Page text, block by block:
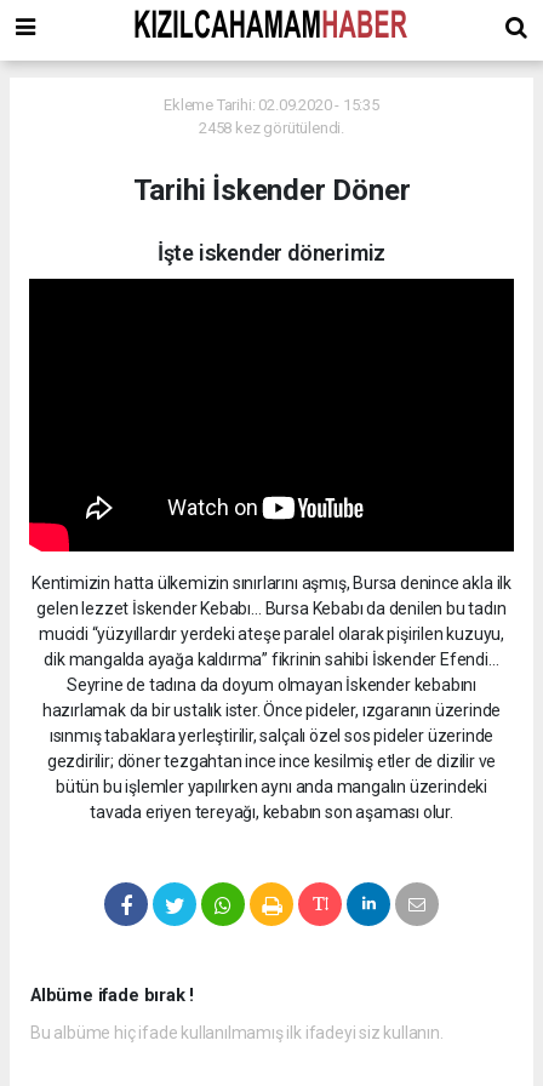
Ekleme Tarihi: 02.09.2020 - 15:35
2458 kez görütülendi.
Tarihi İskender Döner
İşte iskender dönerimiz
Kentimizin hatta ülkemizin sınırlarını aşmış, Bursa denince akla ilk
gelen lezzet İskender Kebabı… Bursa Kebabı da denilen bu tadın
mucidi “yüzyıllardır yerdeki ateşe paralel olarak pişirilen kuzuyu,
dik mangalda ayağa kaldırma” fikrinin sahibi İskender Efendi…
Seyrine de tadına da doyum olmayan İskender kebabını
hazırlamak da bir ustalık ister. Önce pideler, ızgaranın üzerinde
ısınmış tabaklara yerleştirilir, salçalı özel sos pideler üzerinde
gezdirilir; döner tezgahtan ince ince kesilmiş etler de dizilir ve
bütün bu işlemler yapılırken aynı anda mangalın üzerindeki
tavada eriyen tereyağı, kebabın son aşaması olur.
Albüme ifade bırak !
Bu albüme hiç ifade kullanılmamış ilk ifadeyi siz kullanın.